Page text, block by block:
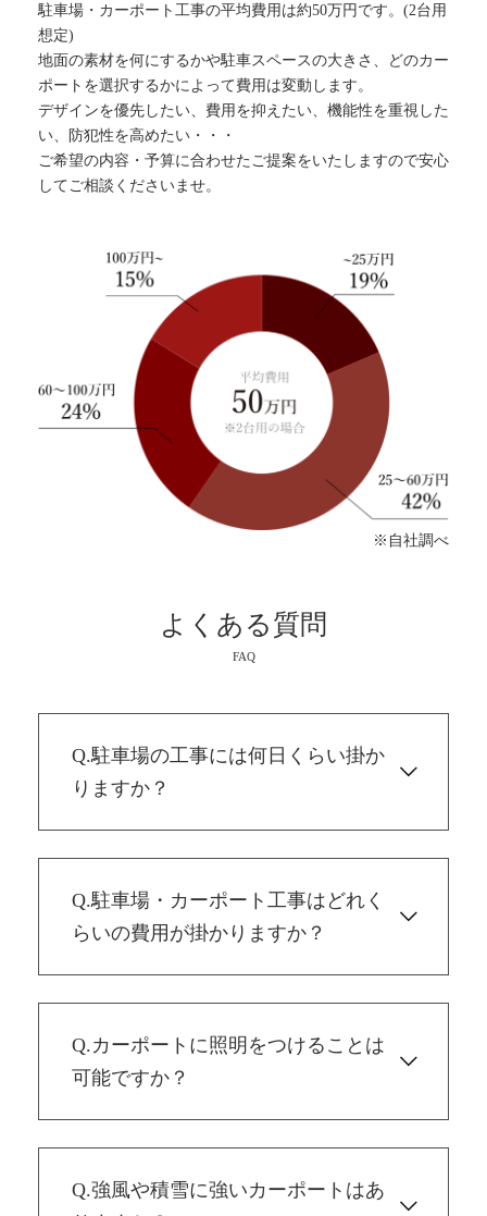
駐車場・カーポート工事の平均費用は約50万円です。(2台用
想定)
地面の素材を何にするかや駐車スペースの大きさ、どのカー
ポートを選択するかによって費用は変動します。
デザインを優先したい、費用を抑えたい、機能性を重視した
い、防犯性を高めたい・・・
ご希望の内容・予算に合わせたご提案をいたしますので安心
してご相談くださいませ。
※自社調べ
よくある質問
FAQ
Q.駐車場の工事には何日くらい掛か
りますか？
Q.駐車場・カーポート工事はどれく
らいの費用が掛かりますか？
Q.カーポートに照明をつけることは
可能ですか？
Q.強風や積雪に強いカーポートはあ